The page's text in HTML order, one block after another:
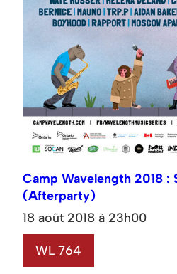
Camp Wavelength 2018 :
(Afterparty)
18 août 2018 à 23h00
WL 764